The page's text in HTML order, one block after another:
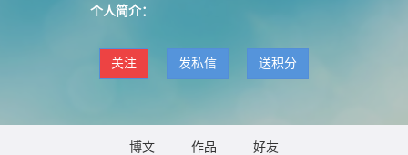
个人简介：
关注 发私信 送积分
博文 作品 好友